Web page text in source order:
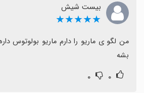
بیست شیش
★★★★★
بشه
۰ ۰